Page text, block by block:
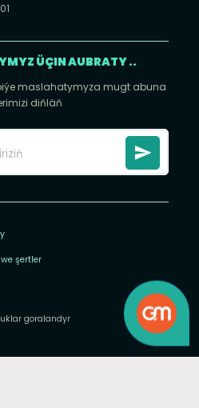
ÜÇIN AUBRATY ..
maslahatymyza mugt abuna
diňläň
şertler
goralandyr